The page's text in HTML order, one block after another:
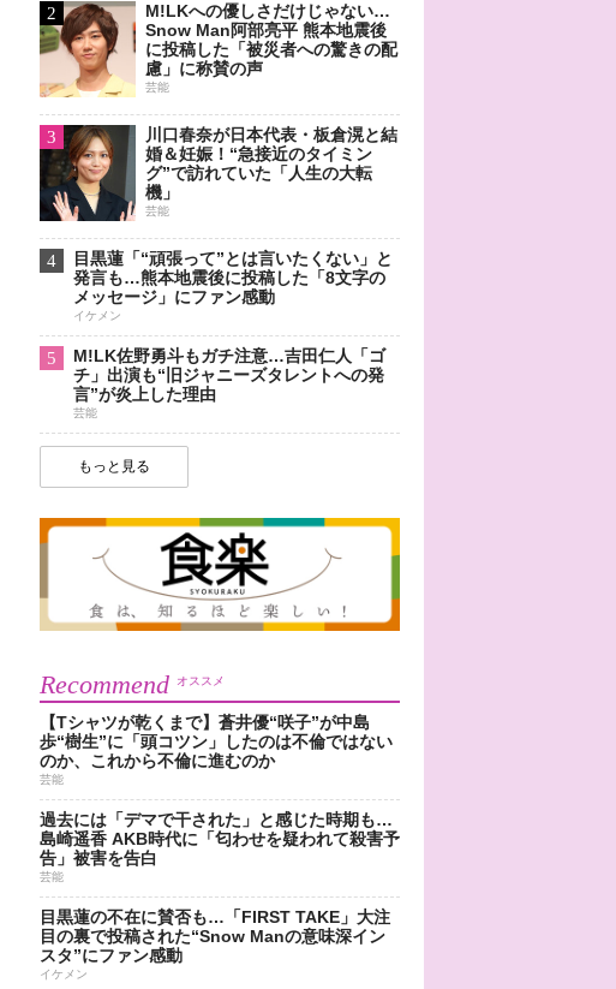
2
M!LKへの優しさだけじゃない…
Snow Man阿部亮平 熊本地震後
に投稿した「被災者への驚きの配
慮」に称賛の声
芸能
3
川口春奈が日本代表・板倉滉と結
婚＆妊娠！“急接近のタイミン
グ”で訪れていた「人生の大転
機」
芸能
4
目黒蓮「“頑張って”とは言いたくない」と
発言も…熊本地震後に投稿した「8文字の
メッセージ」にファン感動
イケメン
5
M!LK佐野勇斗もガチ注意…吉田仁人「ゴ
チ」出演も“旧ジャニーズタレントへの発
言”が炎上した理由
芸能
もっと見る
Recommend オススメ
【Tシャツが乾くまで】蒼井優“咲子”が中島
歩“樹生”に「頭コツン」したのは不倫ではない
のか、これから不倫に進むのか
芸能
過去には「デマで干された」と感じた時期も…
島崎遥香 AKB時代に「匂わせを疑われて殺害予
告」被害を告白
芸能
目黒蓮の不在に賛否も…「FIRST TAKE」大注
目の裏で投稿された“Snow Manの意味深イン
スタ”にファン感動
イケメン